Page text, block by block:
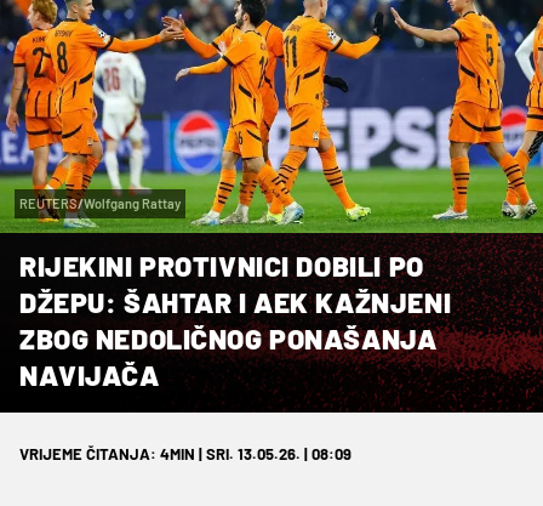
REUTERS/Wolfgang Rattay
RIJEKINI PROTIVNICI DOBILI PO
DŽEPU: ŠAHTAR I AEK KAŽNJENI
ZBOG NEDOLIČNOG PONAŠANJA
NAVIJAČA
VRIJEME ČITANJA: 4MIN | SRI. 13.05.26. | 08:09